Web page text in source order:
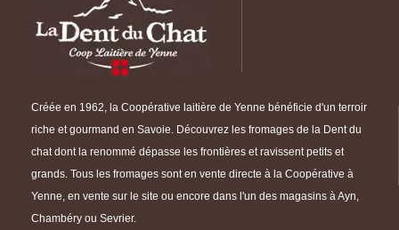
Créée en 1962, la Coopérative laitière de Yenne bénéficie d'un terroir
riche et gourmand en Savoie. Découvrez les fromages de la Dent du
chat dont la renommé dépasse les frontières et ravissent petits et
grands. Tous les fromages sont en vente directe à la Coopérative à
Yenne, en vente sur le site ou encore dans l'un des magasins à Ayn,
Chambéry ou Sevrier.